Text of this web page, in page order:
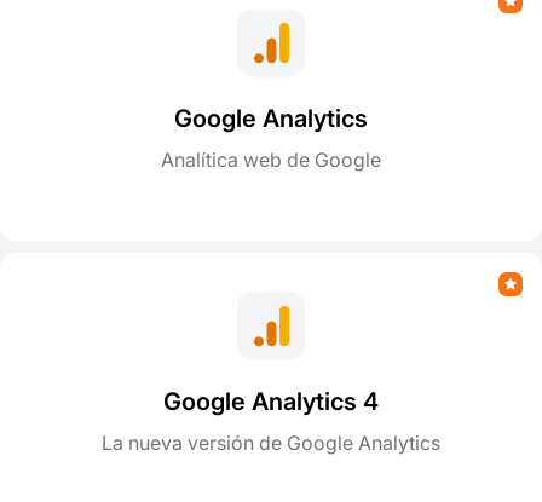
Google Analytics
Analítica web de Google
Google Analytics 4
La nueva versión de Google Analytics